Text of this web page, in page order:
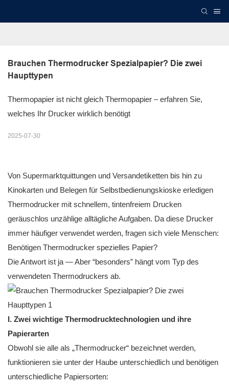
Brauchen Thermodrucker Spezialpapier? Die zwei
Haupttypen
Thermopapier ist nicht gleich Thermopapier – erfahren Sie,
welches Ihr Drucker wirklich benötigt
2025-07-30
Von Supermarktquittungen und Versandetiketten bis hin zu
Kinokarten und Belegen für Selbstbedienungskioske erledigen
Thermodrucker mit schnellem, tintenfreiem Drucken
geräuschlos unzählige alltägliche Aufgaben. Da diese Drucker
immer häufiger verwendet werden, fragen sich viele Menschen:
Benötigen Thermodrucker spezielles Papier?
Die Antwort ist ja — Aber “besonders” hängt vom Typ des
verwendeten Thermodruckers ab.
I. Zwei wichtige Thermodrucktechnologien und ihre
Papierarten
Obwohl sie alle als „Thermodrucker“ bezeichnet werden,
funktionieren sie unter der Haube unterschiedlich und benötigen
unterschiedliche Papiersorten: